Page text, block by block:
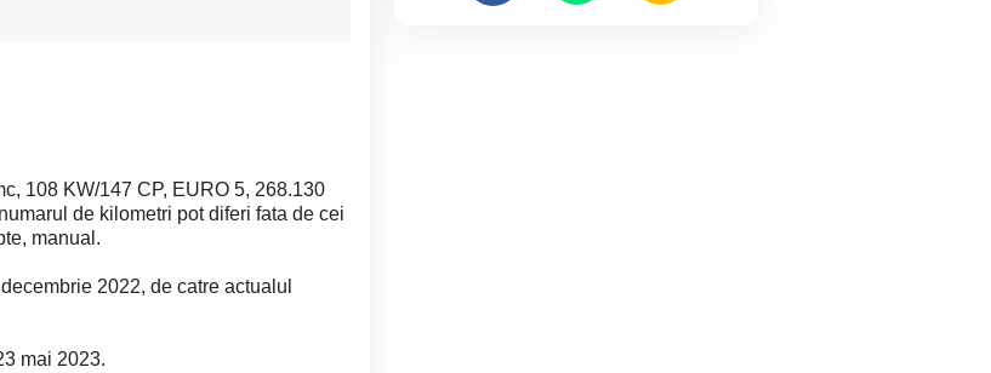
108 KW/147 CP, EURO 5, 268.130
de kilometri pot diferi fata de cei
manual.
2022, de catre actualul
mai 2023.